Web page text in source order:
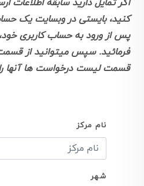
اگر تمایل دارید سابقه اطلاعات
کنید، بایستی در وبسایت یک
پس از ورود به حساب کاربری
فرمائید. سپس میتوانید از قسمت
قسمت لیست درخواست ها آنها
نام مرکز
شهر